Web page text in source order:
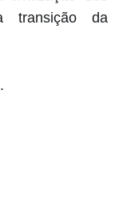
transição da